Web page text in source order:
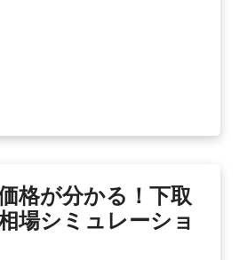
格が分かる！下取
場シミュレーショ